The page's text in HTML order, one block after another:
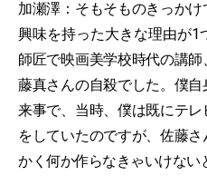
加瀬澤：そもそものきっか
興味を持った大きな理由が1
師匠で映画美学校時代の講
藤真さんの自殺でした。僕
来事で、当時、僕は既にテ
をしていたのですが、佐藤
かく何か作らなきゃいけない